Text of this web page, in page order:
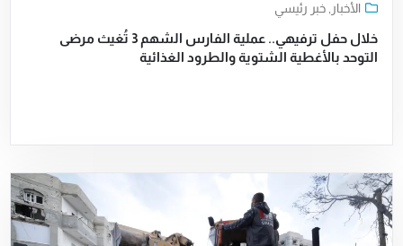
الأخبار ,خبر رئيسي
خلال حفل ترفيهي.. عملية الفارس الشهم 3 تُغيث مرضى
التوحد بالأغطية الشتوية والطرود الغذائية